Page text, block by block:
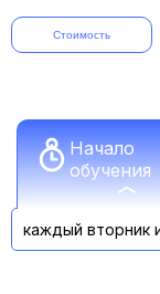
Стоимость
Начало
обучения
каждый вторник